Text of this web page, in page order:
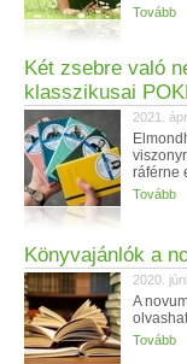
Tovább
Két zsebre való
klasszikusai
2021.
ráférne
Tovább
Könyvajánlók a
2020.
A
Tovább